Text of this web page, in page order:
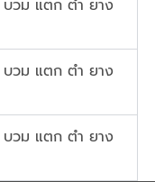
บวม แตก ตำ ยาง
บวม แตก ตำ ยาง
บวม แตก ตำ ยาง